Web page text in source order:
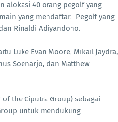
alokasi 40 orang pegolf yang
yang mendaftar. Pegolf yang
Rinaldi Adiyandono.
Luke Evan Moore, Mikail Jaydra,
Soenarjo, dan Matthew
the Ciputra Group) sebagai
untuk mendukung